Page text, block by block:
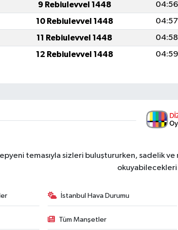
9 Rebiulevvel 1448 04:56
10 Rebiulevvel 1448 04:57
11 Rebiulevvel 1448 04:58
12 Rebiulevvel 1448 04:59
temasıyla sizleri buluştururken, sadelik
okuyabilecekleri
İstanbul Hava Durumu
Tüm Manşetler